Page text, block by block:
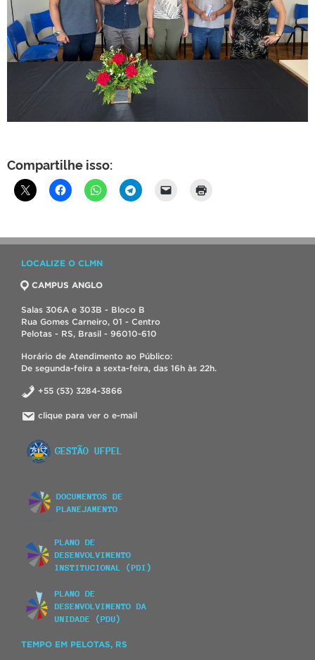
Compartilhe isso:
LOCALIZE O CLMN
CAMPUS ANGLO
Salas 306A e 303B - Bloco B
Rua Gomes Carneiro, 01 - Centro
Pelotas - RS, Brasil - 96010-610
Horário de Atendimento ao Público:
De segunda-feira a sexta-feira, das 16h às 22h.
+55 (53) 3284-3866
clique para ver o e-mail
TEMPO EM PELOTAS, RS